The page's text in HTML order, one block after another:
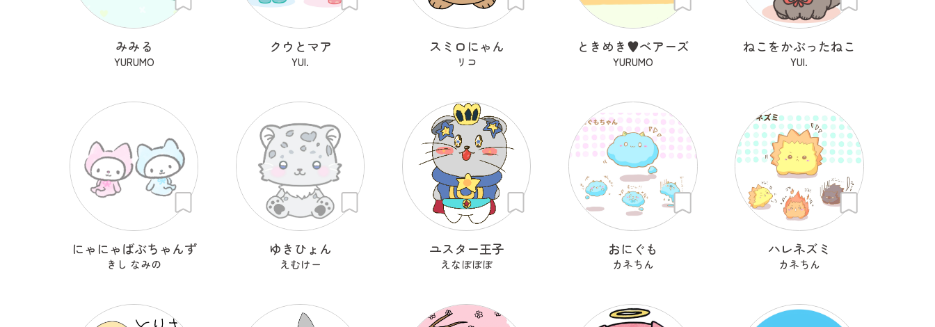
みみる
YURUMO
クウとマア
YUI.
スミロにゃん
リコ
ときめき♥ベアーズ
YURUMO
ねこをかぶったねこ
YUI.
にゃにゃばぶちゃんず
きし なみの
ゆきひょん
えむけー
ユスター王子
えなぼぼぼ
おにぐも
カネちん
ハレネズミ
カネちん